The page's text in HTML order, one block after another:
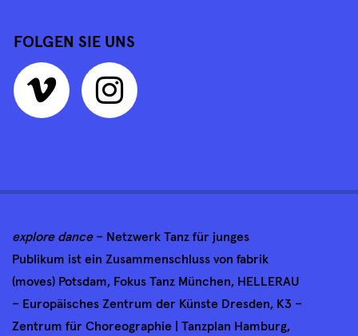
FOLGEN SIE UNS
explore dance – Netzwerk Tanz für junges
Publikum ist ein Zusammenschluss von fabrik
(moves) Potsdam, Fokus Tanz München, HELLERAU
– Europäisches Zentrum der Künste Dresden, K3 –
Zentrum für Choreographie | Tanzplan Hamburg,